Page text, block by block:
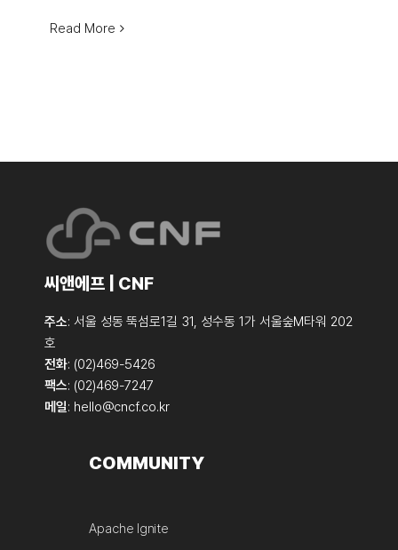
Read More
씨앤에프 | CNF
주소: 서울 성동 뚝섬로1길 31, 성수동 1가 서울숲M타워 202
호
전화: (02)469-5426
팩스: (02)469-7247
메일: hello@cncf.co.kr
COMMUNITY
Apache Ignite